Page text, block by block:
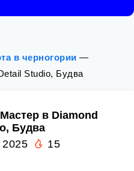
в черногории —
Studio, Будва
в Diamond
Будва
2025
15